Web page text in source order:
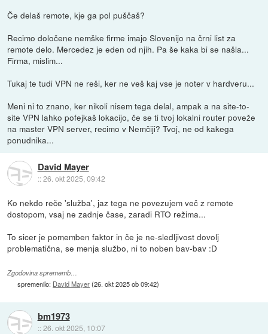
Če delaš remote, kje ga pol puščaš?
Recimo določene nemške firme imajo Slovenijo na črni list za
remote delo. Mercedez je eden od njih. Pa še kaka bi se našla...
Firma, mislim...
Tukaj te tudi VPN ne reši, ker ne veš kaj vse je noter v hardveru...
Meni ni to znano, ker nikoli nisem tega delal, ampak a na site-to-
site VPN lahko pofejkaš lokacijo, če se ti tvoj lokalni router poveže
na master VPN server, recimo v Nemčiji? Tvoj, ne od kakega
ponudnika...
David Mayer
::26. okt 2025, 09:42
Ko nekdo reče 'služba', jaz tega ne povezujem več z remote
dostopom, vsaj ne zadnje čase, zaradi RTO režima...
To sicer je pomemben faktor in če je ne-sledljivost dovolj
problematična, se menja službo, ni to noben bav-bav :D
Zgodovina sprememb…
spremenilo: David Mayer(26. okt 2025 ob 09:42)
bm1973
::26. okt 2025, 10:07